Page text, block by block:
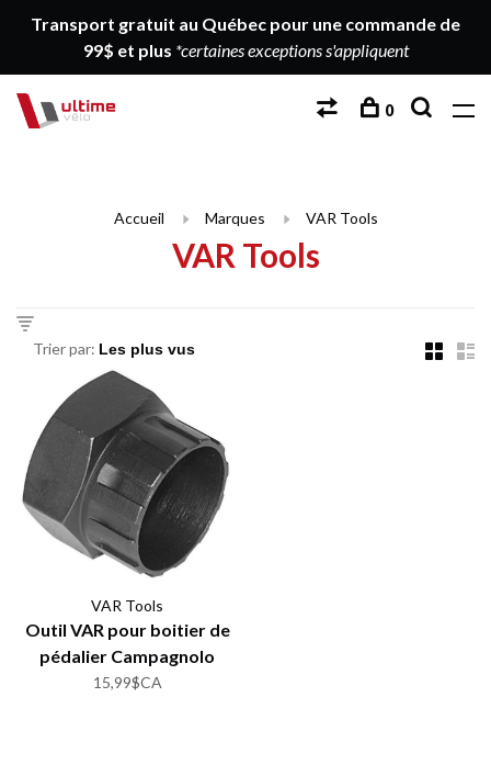
Transport gratuit au Québec pour une commande de
99$ et plus *certaines exceptions s'appliquent
0
Accueil Marques VAR Tools
VAR Tools
Trier par:
VAR Tools
Outil VAR pour boitier de
pédalier Campagnolo
15,99$CA